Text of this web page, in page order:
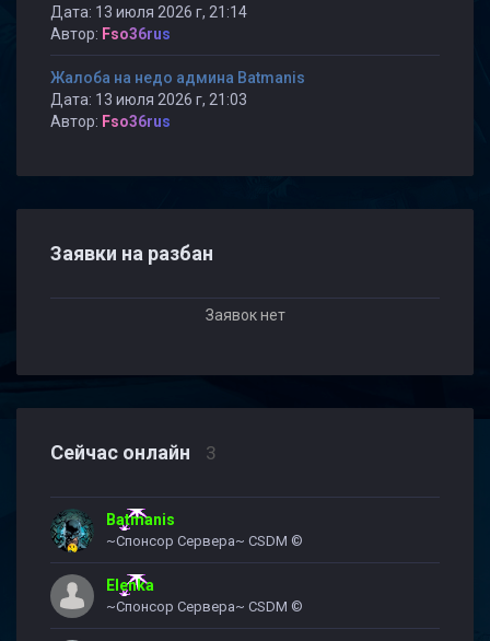
Дата: 13 июля 2026 г, 21:14
Автор: Fso36rus
Жалоба на недо админа Batmanis
Дата: 13 июля 2026 г, 21:03
Автор: Fso36rus
Заявки на разбан
Заявок нет
Сейчас онлайн 3
Batmanis
~Спонсор Сервера~ CSDM ©
Elenka
~Спонсор Сервера~ CSDM ©